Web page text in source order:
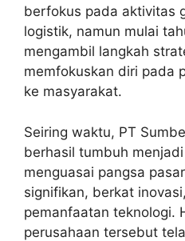
berfokus pada aktivitas
logistik, namun mulai
mengambil langkah
memfokuskan diri pada
ke masyarakat.
Seiring waktu, PT
berhasil tumbuh
menguasai pangsa
signifikan, berkat
pemanfaatan teknologi.
perusahaan tersebut